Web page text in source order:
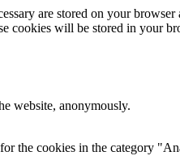
are stored on your browser
cookies will be stored in your
website, anonymously.
the cookies in the category